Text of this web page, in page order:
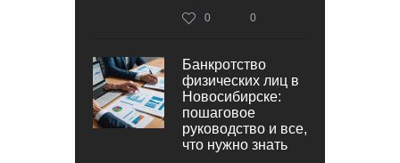
0 0
Банкротство
физических лиц в
Новосибирске:
пошаговое
руководство и все,
что нужно знать